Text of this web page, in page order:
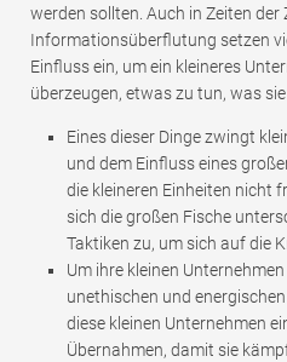
werden sollten. Auch in Zeiten
Informationsüberflutung setzen
Einfluss ein, um ein kleineres
überzeugen, etwas zu tun, was
Eines dieser Dinge zwingt
und dem Einfluss eines
die kleineren Einheiten nicht
sich die großen Fische
Taktiken zu, um sich auf die
Um ihre kleinen
unethischen und
diese kleinen Unternehmen
Übernahmen, damit sie